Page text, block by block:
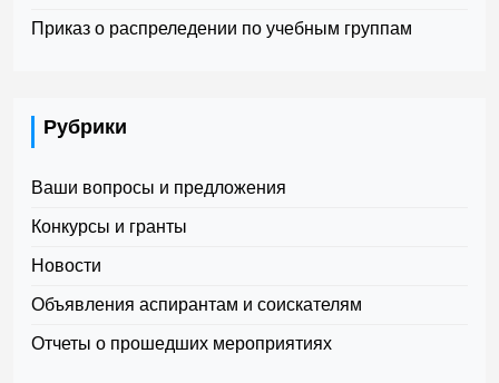
Приказ о распреледении по учебным группам
Рубрики
Ваши вопросы и предложения
Конкурсы и гранты
Новости
Объявления аспирантам и соискателям
Отчеты о прошедших мероприятиях